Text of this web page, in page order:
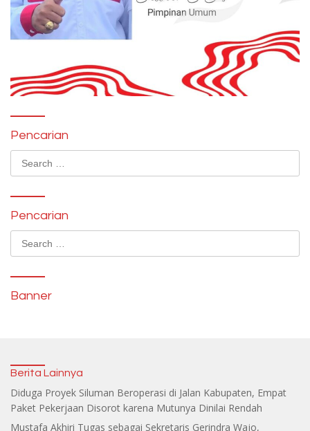
Pencarian
Search
for:
Pencarian
Search
for:
Banner
Berita Lainnya
Diduga Proyek Siluman Beroperasi di Jalan Kabupaten, Empat
Paket Pekerjaan Disorot karena Mutunya Dinilai Rendah
Mustafa Akhiri Tugas sebagai Sekretaris Gerindra Wajo,